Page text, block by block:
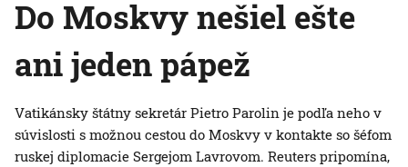
Do Moskvy nešiel ešte
ani jeden pápež
Vatikánsky štátny sekretár Pietro Parolin je podľa neho v
súvislosti s možnou cestou do Moskvy v kontakte so šéfom
ruskej diplomacie Sergejom Lavrovom. Reuters pripomína,